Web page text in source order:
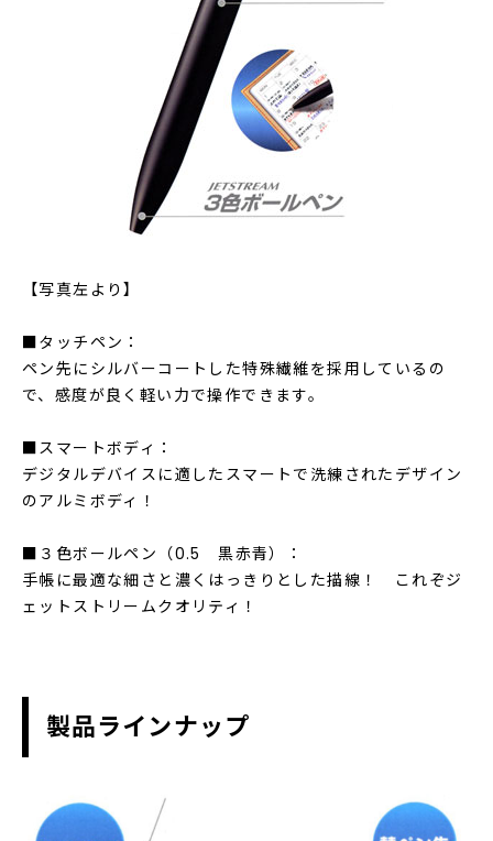
【写真左より】
■タッチペン：
ペン先にシルバーコートした特殊繊維を採用しているの
で、感度が良く軽い力で操作できます。
■スマートボディ：
デジタルデバイスに適したスマートで洗練されたデザイン
のアルミボディ！
■３色ボールペン（0.5 黒赤青）：
手帳に最適な細さと濃くはっきりとした描線！ これぞジ
ェットストリームクオリティ！
製品ラインナップ